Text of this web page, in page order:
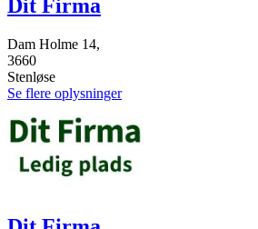
Dit Firma
Dam Holme 14,
3660
Stenløse
Se flere oplysninger